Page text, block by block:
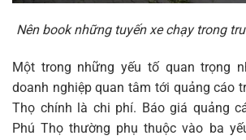
Nên book những tuyến xe chạy trong
Một trong những yếu tố quan trọng
doanh nghiệp quan tâm tới quảng cáo
Thọ chính là chi phí. Báo giá quảng
Phú Thọ thường phụ thuộc vào ba